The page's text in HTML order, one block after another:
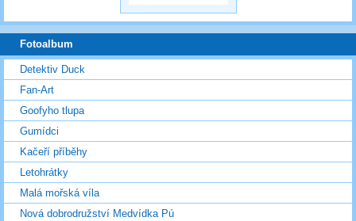
Fotoalbum
Detektiv Duck
Fan-Art
Goofyho tlupa
Gumídci
Kačeří příběhy
Letohrátky
Malá mořská víla
Nová dobrodružství Medvídka Pú